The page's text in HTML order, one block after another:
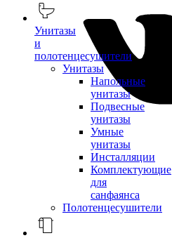
Унитазы
и
полотенцесушители
Унитазы
Напольные
унитазы
Подвесные
унитазы
Умные
унитазы
Инсталляции
Комплектующие
для
санфаянса
Полотенцесушители